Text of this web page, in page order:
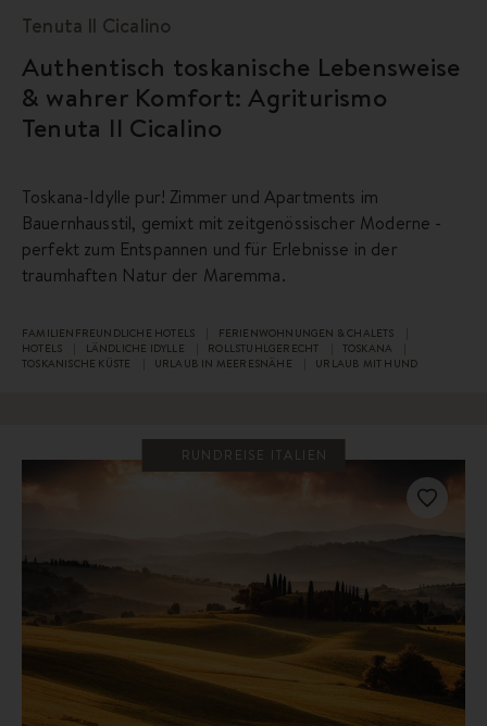
Tenuta Il Cicalino
Authentisch toskanische Lebensweise
& wahrer Komfort: Agriturismo
Tenuta Il Cicalino
Toskana-Idylle pur! Zimmer und Apartments im
Bauernhausstil, gemixt mit zeitgenössischer Moderne -
perfekt zum Entspannen und für Erlebnisse in der
traumhaften Natur der Maremma.
FAMILIENFREUNDLICHE HOTELS
FERIENWOHNUNGEN & CHALETS
HOTELS
LÄNDLICHE IDYLLE ROLLSTUHLGERECHT
TOSKANA
TOSKANISCHE KÜSTE
URLAUB IN MEERESNÄHE URLAUB MIT HUND
RUNDREISE ITALIEN